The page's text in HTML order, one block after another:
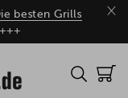
×
besten Grills
+++